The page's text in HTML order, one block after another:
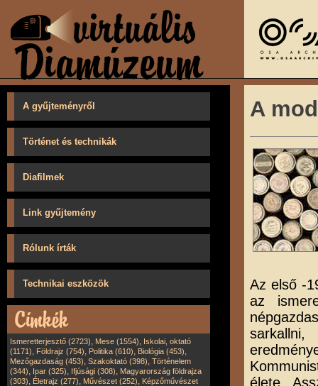
A gyűjteményről
Történet és technikák
Diafilmek
Link gyűjtemény
Rólunk írták
Technikai eszközök
Ismeretterjesztő (2723), Mese (1554), Iskolai, oktató
(1171), Földrajz (754), Politika (610), Biológia (453),
Mezőgazdaság (453), Szakoktató (398), Történelem
(344), Ipar (325), Ifjúsági (308), Magyarország földrajza
(303), Életrajz (277), Művészet (252), Képzőművészet
A
Az első -
az
élete,